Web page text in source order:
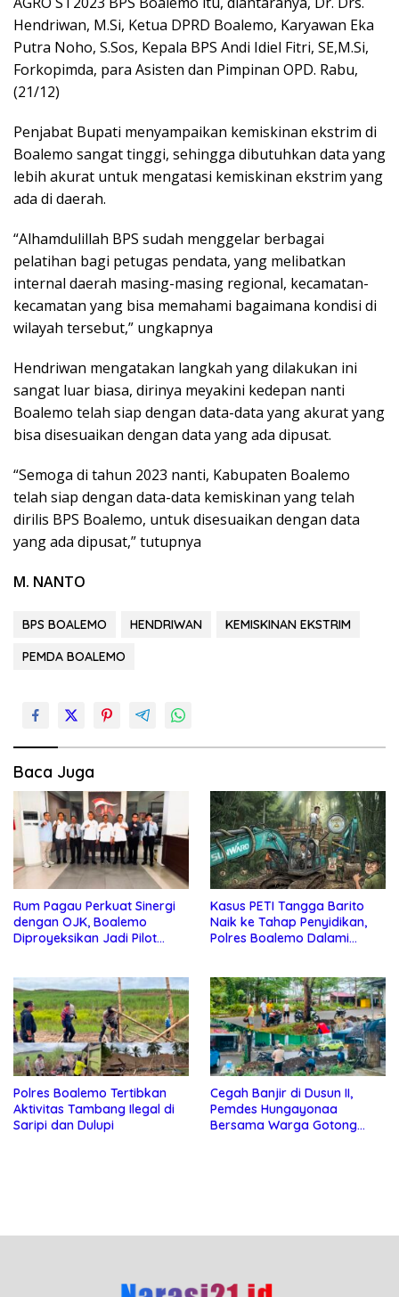
Hendriwan, M.Si, Ketua DPRD Boalemo, Karyawan Eka
Putra Noho, S.Sos, Kepala BPS Andi Idiel Fitri, SE,M.Si,
Forkopimda, para Asisten dan Pimpinan OPD. Rabu,
(21/12)
Penjabat Bupati menyampaikan kemiskinan ekstrim di
Boalemo sangat tinggi, sehingga dibutuhkan data yang
lebih akurat untuk mengatasi kemiskinan ekstrim yang
ada di daerah.
“Alhamdulillah BPS sudah menggelar berbagai
pelatihan bagi petugas pendata, yang melibatkan
internal daerah masing-masing regional, kecamatan-
kecamatan yang bisa memahami bagaimana kondisi di
wilayah tersebut,” ungkapnya
Hendriwan mengatakan langkah yang dilakukan ini
sangat luar biasa, dirinya meyakini kedepan nanti
Boalemo telah siap dengan data-data yang akurat yang
bisa disesuaikan dengan data yang ada dipusat.
“Semoga di tahun 2023 nanti, Kabupaten Boalemo
telah siap dengan data-data kemiskinan yang telah
dirilis BPS Boalemo, untuk disesuaikan dengan data
yang ada dipusat,” tutupnya
M. NANTO
BPS BOALEMO HENDRIWAN
KEMISKINAN EKSTRIM
PEMDA BOALEMO
Baca Juga
Rum Pagau Perkuat Sinergi
dengan OJK, Boalemo
Diproyeksikan Jadi Pilot
Kasus PETI Tangga Barito
Naik ke Tahap Penyidikan,
Polres Boalemo Dalami
Polres Boalemo Tertibkan
Aktivitas Tambang Ilegal di
Saripi dan Dulupi
Cegah Banjir di Dusun II,
Pemdes Hungayonaa
Bersama Warga Gotong